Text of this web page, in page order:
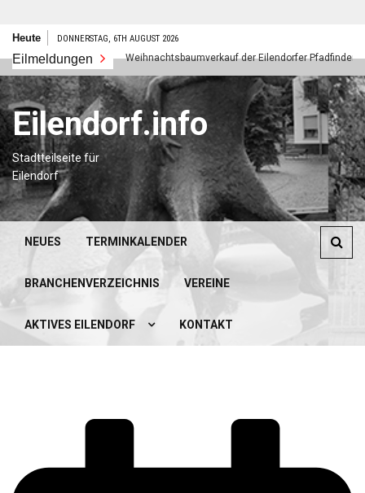
Zum
springen
Heute DONNERSTAG, 6TH AUGUST 2026
Eilmeldungen Weihnachtsbaumverkauf der Eilendorfer Pfadfinder
Eilendorf.info
Stadtteilseite für
Eilendorf
NEUES TERMINKALENDER
BRANCHENVERZEICHNIS VEREINE
AKTIVES EILENDORF KONTAKT